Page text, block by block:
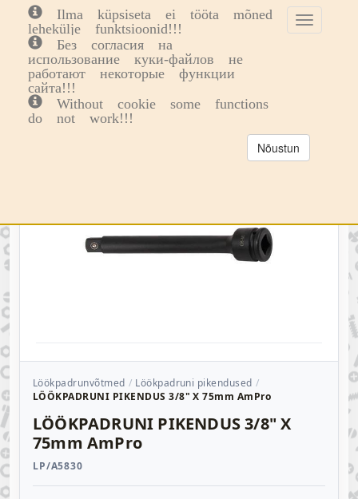
Ilma küpsiseta ei tööta mõned
lehekülje funktsioonid!!!
Без согласия на
использование куки-файлов не
работают некоторые функции
сайта!!!
Without cookie some functions
do not work!!!
Toggle
cookie
Nõustun
Löökpadrunvõtmed
Löökpadruni pikendused
LÖÖKPADRUNI PIKENDUS 3/8" X 75mm AmPro
LÖÖKPADRUNI PIKENDUS 3/8" X
75mm AmPro
LP/A5830